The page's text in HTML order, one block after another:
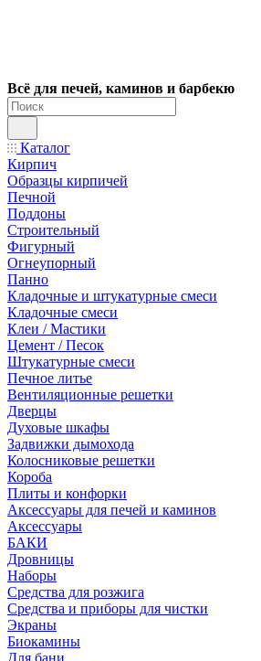
Всё для печей, каминов и барбекю
Каталог
Кирпич
Образцы кирпичей
Печной
Поддоны
Строительный
Фигурный
Огнеупорный
Панно
Кладочные и штукатурные смеси
Кладочные смеси
Клеи / Мастики
Цемент / Песок
Штукатурные смеси
Печное литье
Вентиляционные решетки
Дверцы
Духовые шкафы
Задвижки дымохода
Колосниковые решетки
Короба
Плиты и конфорки
Аксессуары для печей и каминов
Аксессуары
БАКИ
Дровницы
Наборы
Средства для розжига
Средства и приборы для чистки
Экраны
Биокамины
Для бани